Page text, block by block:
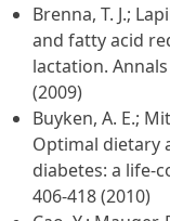
Brenna, T. J.;
and fatty acid
lactation.
(2009)
Buyken, A. E.;
Optimal dietary
diabetes: a life-
406-418 (2010)